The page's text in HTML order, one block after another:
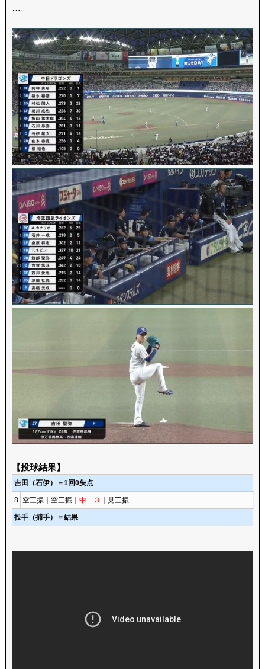
…
【投球結果】
吉田（石伊）＝1回0失点
8 空三振｜空三振｜ 中 ３ ｜見三振
投手（捕手）＝結果